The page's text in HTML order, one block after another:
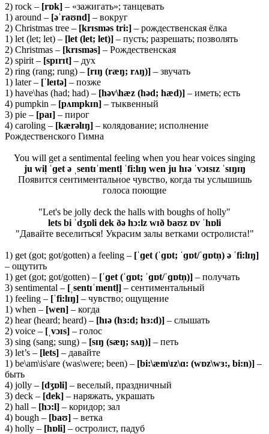
2) rock – [rɒk] – «зажигать»; танцевать
1) around – [əˈraʊnd] – вокруг
2) Christmas tree – [krɪsməs tri:] – рождественская ёлка
1) let (let; let) – [let (let; let)] – пусть; разрешать; позволять
2) Christmas – [krɪsməs] – Рождественская
2) spirit – [spɪrɪt] – дух
2) ring (rang; rung) – [rɪŋ (ræŋ; rʌŋ)] – звучать
1) later – [ˈleɪtə] – позже
1) have\has (had; had) – [həv\hæz (həd; hæd)] – иметь; есть
4) pumpkin – [pʌmpkɪn] – тыквенный
3) pie – [paɪ] – пирог
4) caroling – [kærəlɪŋ] – колядование; исполнение
Рождественского Гимна
You will get a sentimental feeling when you hear voices singing
ju wil̩ ˈɡet ə ˌsentɪˈmentl̩ ˈfi:lɪŋ wen ju hɪə ˈvɔɪsɪz ˈsɪŋɪŋ
Появится сентиментальное чувство, когда ты услышишь
голоса поющие
"Let's be jolly deck the halls with boughs of holly"
lets bi ˈdʒɒli dek ðə hɔ:lz wɪð baʊz ɒv ˈhɒli
"Давайте веселиться! Украсим залы ветками остролиста!"
1) get (got; got/gotten) a feeling – [ˈɡet (ˈɡɒt; ˈɡɒt/ˈɡɒtn̩) ə ˈfi:lɪŋ]
– ощутить
1) get (got; got/gotten) – [ˈɡet (ˈɡɒt; ˈɡɒt/ˈɡɒtn̩)] – получать
3) sentimental – [ˌsentɪˈmentl̩] – сентиментальный
1) feeling – [ˈfi:lɪŋ] – чувство; ощущение
1) when – [wen] – когда
2) hear (heard; heard) – [hɪə (hɜ:d; hɜ:d)] – слышать
2) voice – [ˌvɔɪs] – голос
3) sing (sang; sung) – [sɪŋ (sæŋ; sʌŋ)] – петь
3) let’s – [lets] – давайте
1) be\am\is\are (was\were; been) – [bi:\æm\ɪz\ɑ: (wɒz\wɜ:, bi:n)] –
быть
4) jolly – [dʒɒli] – веселый, праздничный
3) deck – [dek] – наряжать, украшать
2) hall – [hɔ:l] – коридор; зал
4) bough – [baʊ] – ветка
4) holly – [hɒli] – остролист, падуб